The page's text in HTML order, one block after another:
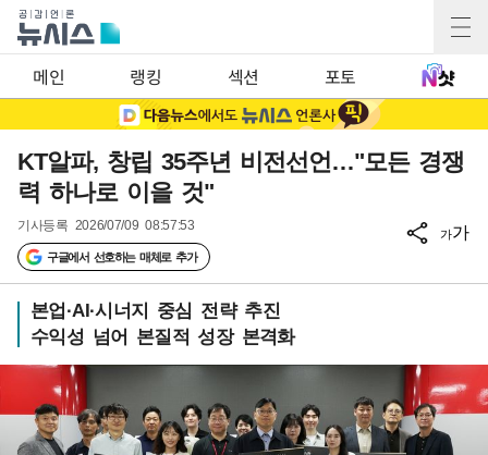
메인 랭킹 섹션 포토
KT알파, 창립 35주년 비전선언…"모든 경쟁
력 하나로 이을 것"
기사등록 2026/07/09 08:57:53
구글에서 선호하는 매체로 추가
가가
본업·AI·시너지 중심 전략 추진
수익성 넘어 본질적 성장 본격화